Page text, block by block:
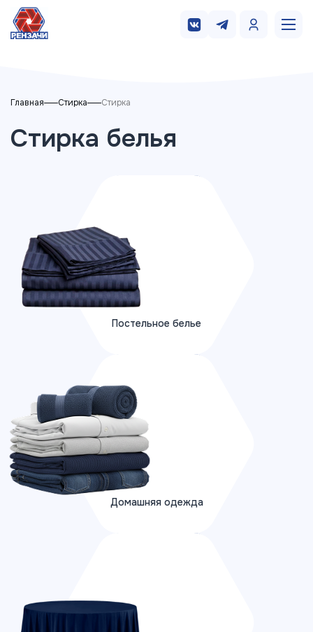
Главная Стирка Стирка
Стирка белья
Постельное белье
ПОДРОБНЕЕ
Домашняя одежда
Домашняя одежда
ПОДРОБНЕЕ